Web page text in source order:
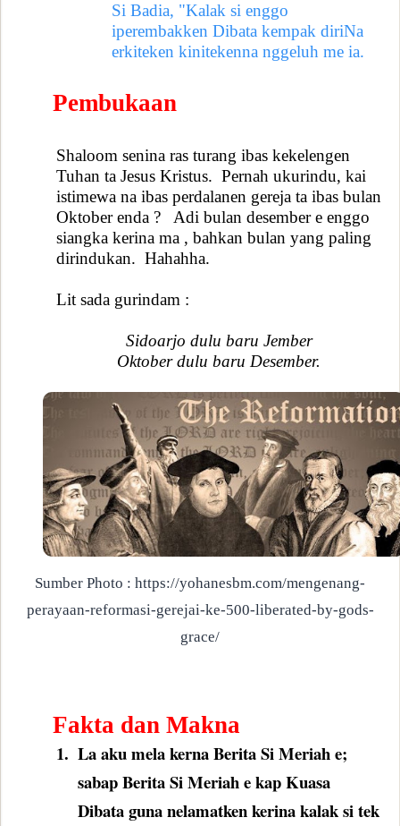
Si Badia, "Kalak si enggo
iperembakken Dibata kempak diriNa
erkiteken kinitekenna nggeluh me ia.
Pembukaan
Shaloom senina ras turang ibas kekelengen
Tuhan ta Jesus Kristus. Pernah ukurindu, kai
istimewa na ibas perdalanen gereja ta ibas bulan
Oktober enda ?
Adi bulan desember e enggo
siangka kerina ma , bahkan bulan yang paling
dirindukan. Hahahha.
Lit sada gurindam :
Sidoarjo dulu baru Jember
Oktober dulu baru Desember.
Sumber Photo : https://yohanesbm.com/mengenang-
perayaan-reformasi-gerejai-ke-500-liberated-by-gods-
grace/
Fakta dan Makna
1. La aku mela kerna Berita Si Meriah e;
sabap Berita Si Meriah e kap Kuasa
Dibata guna nelamatken kerina kalak si tek